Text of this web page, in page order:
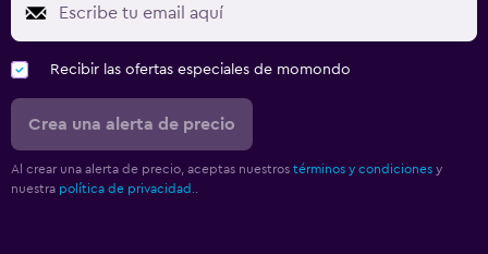
Recibir las ofertas especiales de momondo
Crea una alerta de precio
Al crear una alerta de precio, aceptas nuestros términos y condiciones y
nuestra política de privacidad.